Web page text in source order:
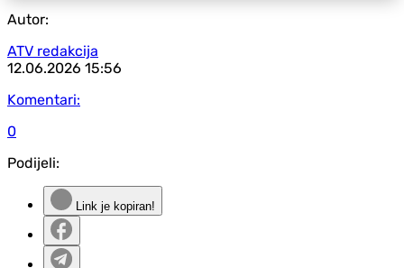
Autor:
ATV redakcija
12.06.2026 15:56
Komentari:
0
Podijeli:
Link je kopiran!